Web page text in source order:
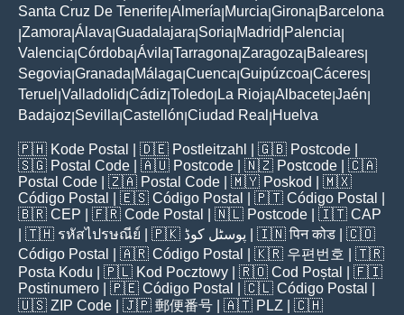
Santa Cruz De Tenerife Almería Murcia Girona Barcelona
Zamora Álava Guadalajara Soria Madrid Palencia
Valencia Córdoba Ávila Tarragona Zaragoza Baleares
Segovia Granada Málaga Cuenca Guipúzcoa Cáceres
Teruel Valladolid Cádiz Toledo La Rioja Albacete Jaén
Badajoz Sevilla Castellón Ciudad Real Huelva
🇵🇭 Kode Postal | 🇩🇪 Postleitzahl | 🇬🇧 Postcode
🇸🇬 Postal Code | 🇦🇺 Postcode | 🇳🇿 Postcode | 🇨🇦
Postal Code | 🇿🇦 Postal Code | 🇲🇾 Poskod
| 🇲🇽
Código Postal
| 🇪🇸 Código Postal | 🇵🇹 Código Postal
🇧🇷 CEP | 🇫🇷 Code Postal | 🇳🇱 Postcode | 🇮🇹 CAP
| 🇹🇭 รหัสไปรษณีย์ | 🇵🇰 پوسٹل کوڈ | 🇮🇳पिन कोड | 🇨🇴
Código Postal
| 🇦🇷 Código Postal | 🇰🇷 우편번호
| 🇹🇷
Posta Kodu | 🇵🇱 Kod Pocztowy | 🇷🇴 Cod Poștal
| 🇫🇮
Postinumero | 🇵🇪 Código Postal | 🇨🇱 Código Postal
🇺🇸 ZIP Code | 🇯🇵 郵便番号 | 🇦🇹 PLZ | 🇨🇭